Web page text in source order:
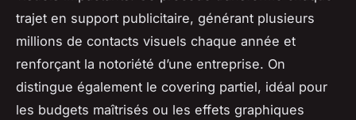
trajet en support publicitaire, générant plusieurs
millions de contacts visuels chaque année et
renforçant la notoriété d’une entreprise. On
distingue également le covering partiel, idéal pour
les budgets maîtrisés ou les effets graphiques